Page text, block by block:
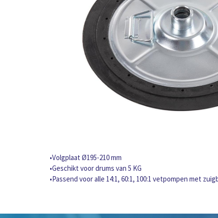
•Volgplaat Ø195-210 mm
•Geschikt voor drums van 5 KG
•Passend voor alle 14:1, 60:1, 100:1 vetpompen met